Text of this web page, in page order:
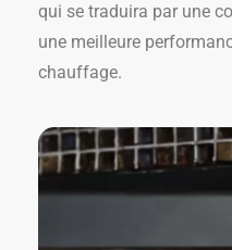
qui se traduira par une
une meilleure
chauffage.